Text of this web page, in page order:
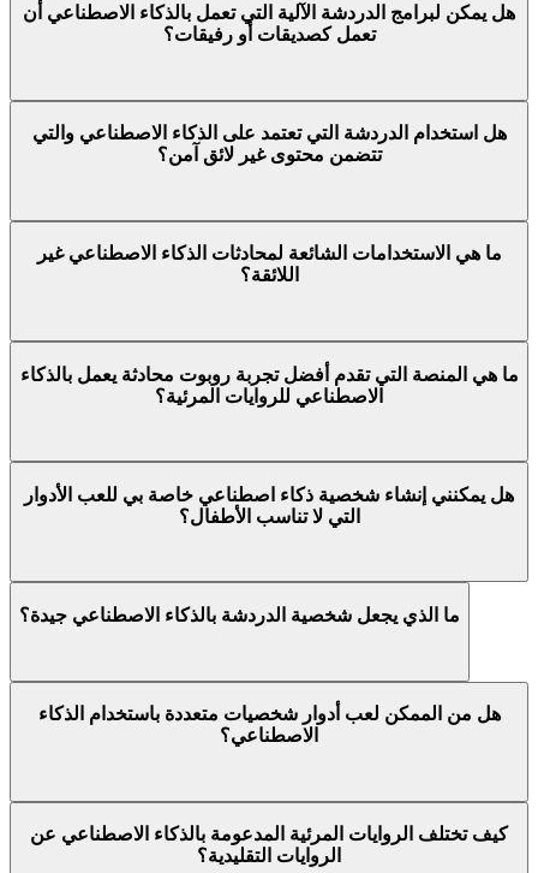
هل يمكن لبرامج الدردشة الآلية التي تعمل بالذكاء الاصطناعي أن
تعمل كصديقات أو رفيقات؟
هل استخدام الدردشة التي تعتمد على الذكاء الاصطناعي والتي
تتضمن محتوى غير لائق آمن؟
ما هي الاستخدامات الشائعة لمحادثات الذكاء الاصطناعي غير
اللائقة؟
ما هي المنصة التي تقدم أفضل تجربة روبوت محادثة يعمل بالذكاء
الاصطناعي للروايات المرئية؟
هل يمكنني إنشاء شخصية ذكاء اصطناعي خاصة بي للعب الأدوار
التي لا تناسب الأطفال؟
ما الذي يجعل شخصية الدردشة بالذكاء الاصطناعي جيدة؟
هل من الممكن لعب أدوار شخصيات متعددة باستخدام الذكاء
الاصطناعي؟
كيف تختلف الروايات المرئية المدعومة بالذكاء الاصطناعي عن
الروايات التقليدية؟